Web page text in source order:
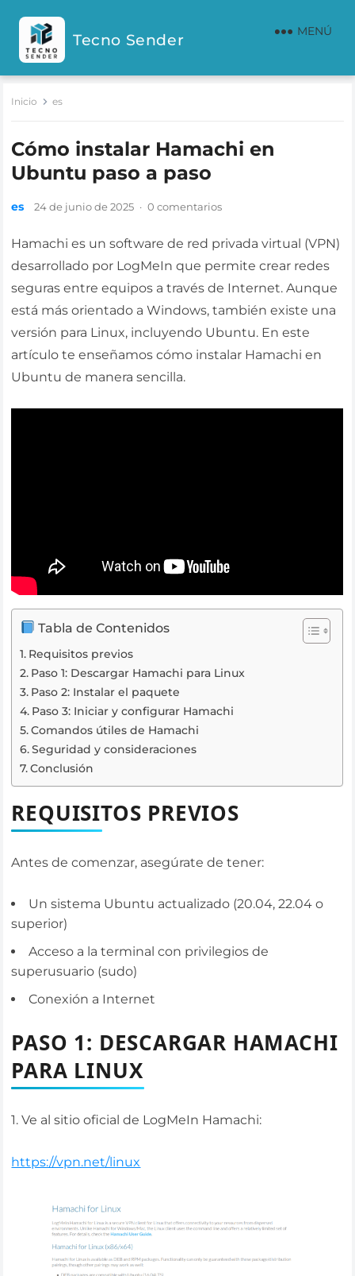
Tecno Sender MENÚ
Inicio es
Cómo instalar Hamachi en
Ubuntu paso a paso
es 24 de junio de 2025 · 0 comentarios
Hamachi es un software de red privada virtual (VPN)
desarrollado por LogMeIn que permite crear redes
seguras entre equipos a través de Internet. Aunque
está más orientado a Windows, también existe una
versión para Linux, incluyendo Ubuntu. En este
artículo te enseñamos cómo instalar Hamachi en
Ubuntu de manera sencilla.
Tabla de Contenidos
Requisitos previos
Paso 1: Descargar Hamachi para Linux
Paso 2: Instalar el paquete
Paso 3: Iniciar y configurar Hamachi
Comandos útiles de Hamachi
Seguridad y consideraciones
Conclusión
REQUISITOS PREVIOS
Antes de comenzar, asegúrate de tener:
Un sistema Ubuntu actualizado (20.04, 22.04 o
superior)
Acceso a la terminal con privilegios de
superusuario (sudo)
Conexión a Internet
PASO 1: DESCARGAR HAMACHI
PARA LINUX
1. Ve al sitio oficial de LogMeIn Hamachi:
https://vpn.net/linux